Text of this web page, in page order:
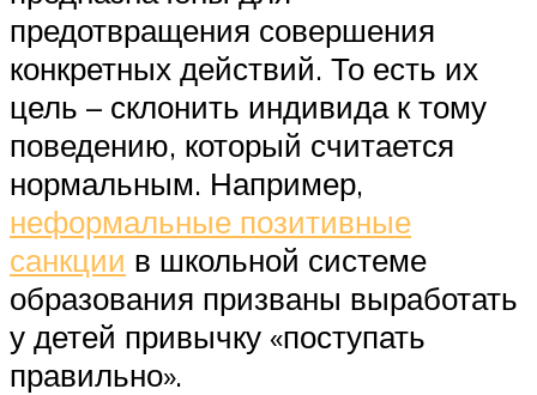
предотвращения совершения
конкретных действий. То есть их
цель – склонить индивида к тому
поведению, который считается
нормальным. Например,
неформальные позитивные
санкции в школьной системе
образования призваны выработать
у детей привычку «поступать
правильно».